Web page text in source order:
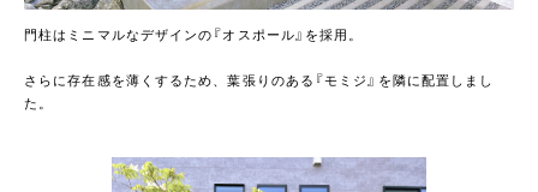
門柱はミニマルなデザインの『オスポール』を採用。
さらに存在感を薄くするため、葉張りのある『モミジ』を隣に配置しまし
た。